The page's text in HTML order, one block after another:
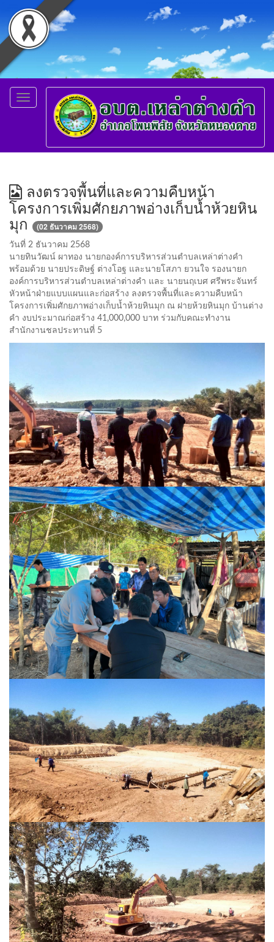
Toggle
navigation
ลงตรวจพื้นที่และความคืบหน้า
โครงการเพิ่มศักยภาพอ่างเก็บน้ำห้วยหิน
มุก (02 ธันวาคม 2568)
วันที่ 2 ธันวาคม 2568
นายทินวัฒน์ ผาทอง นายกองค์การบริหารส่วนตำบลเหล่าต่างคำ
พร้อมด้วย นายประดิษฐ์ ต่างโอฐ และนายโสภา ยวนใจ รองนายก
องค์การบริหารส่วนตำบลเหล่าต่างคำ และ นายนฤเบศ ศรีพระจันทร์
หัวหน้าฝ่ายแบบแผนและก่อสร้าง ลงตรวจพื้นที่และความคืบหน้า
โครงการเพิ่มศักยภาพอ่างเก็บน้ำห้วยหินมุก ณ ฝายห้วยหินมุก บ้านต่าง
คำ งบประมาณก่อสร้าง 41,000,000 บาท ร่วมกับคณะทำงาน
สำนักงานชลประทานที่ 5